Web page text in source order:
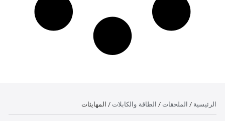
الرئيسية / الملحقات / الطاقة والكابلات / المهايئات